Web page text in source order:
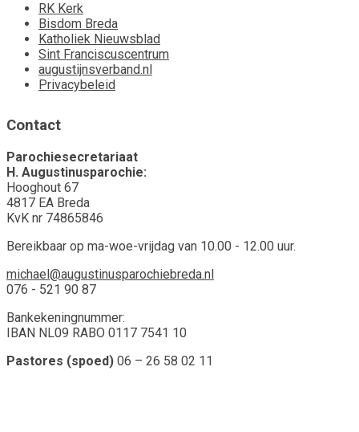
RK Kerk
Bisdom Breda
Katholiek Nieuwsblad
Sint Franciscuscentrum
augustijnsverband.nl
Privacybeleid
Contact
Parochiesecretariaat
H. Augustinusparochie:
Hooghout 67
4817 EA Breda
KvK nr 74865846
Bereikbaar op ma-woe-vrijdag van 10.00 - 12.00 uur.
michael@augustinusparochiebreda.nl
076 - 521 90 87
Bankekeningnummer:
IBAN NL09 RABO 0117 7541 10
Pastores (spoed) 06 – 26 58 02 11